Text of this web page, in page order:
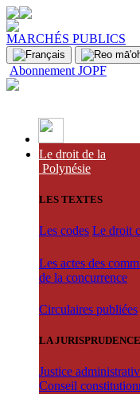
MARCHÉS PUBLICS
Abonnement JOPF
Le droit de la
Polynésie
LES TEXTES
Les codes Le droit
Les actes des
de la concurrence
Circulaires publiées
LA JURISPRUDENCE
Justice
Conseil